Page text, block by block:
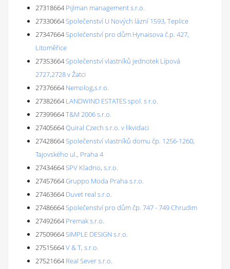
27318664 Pijlman management s.r.o.
27330664Společenství U Nových lázní 1593, Teplice
27347664Společenství pro dům Hynaisova č.p. 427,
Litoměřice
27353664Společenství vlastníků jednotek Lípová
2727,2728 v Žatci
27376664 Nemolog,s.r.o.
27382664 LANDWIND ESTATES spol. s r.o.
27399664T&M 2006 s.r.o.
27405664Quiral Czech s.r.o. v likvidaci
27428664Společenství vlastníků domu čp. 1256-1260,
Tajovského ul., Praha 4
27434664SPV Kladno, s.r.o.
27457664Gruppo Moda Praha s.r.o.
27463664 Duvet real s.r.o.
27486664Společenství pro dům čp. 747 - 749 Chrudim
27492664 Premak s.r.o.
27509664SIMPLE DESIGN s.r.o.
27515664V & T, s.r.o.
27521664 Real Sever s.r.o.